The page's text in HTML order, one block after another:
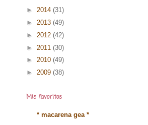
► 2014 (31)
► 2013 (49)
► 2012 (42)
► 2011 (30)
► 2010 (49)
► 2009 (38)
Mis favoritos
* macarena gea *